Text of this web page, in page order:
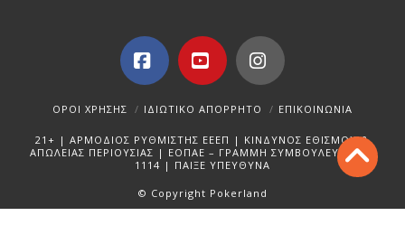
FacebookYouTubeInstagram
ΌΡΟΙ ΧΡΉΣΗΣ ΙΔΙΩΤΙΚΌ ΑΠΌΡΡΗΤΟ ΕΠΙΚΟΙΝΩΝΊΑ
21+ | ΑΡΜΟΔΙΟΣ ΡΥΘΜΙΣΤΗΣ ΕΕΕΠ | ΚΙΝΔΥΝΟΣ ΕΘΙΣΜΟΥ &
ΑΠΩΛΕΙΑΣ ΠΕΡΙΟΥΣΙΑΣ | ΕΟΠΑΕ – ΓΡΑΜΜΗ ΣΥΜΒΟΥΛΕΥΤΙΚΗΣ:
1114 | ΠΑΙΞΕ ΥΠΕΥΘΥΝΑ
© Copyright Pokerland